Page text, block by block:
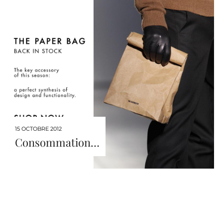
15 OCTOBRE 2012
Consommation…